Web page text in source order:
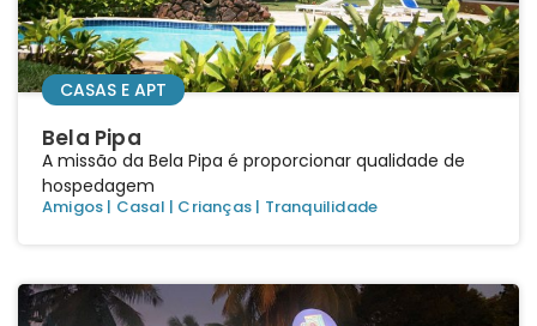
CASAS E APT
Bela Pipa
A missão da Bela Pipa é proporcionar qualidade de
hospedagem
Amigos | Casal | Crianças | Tranquilidade